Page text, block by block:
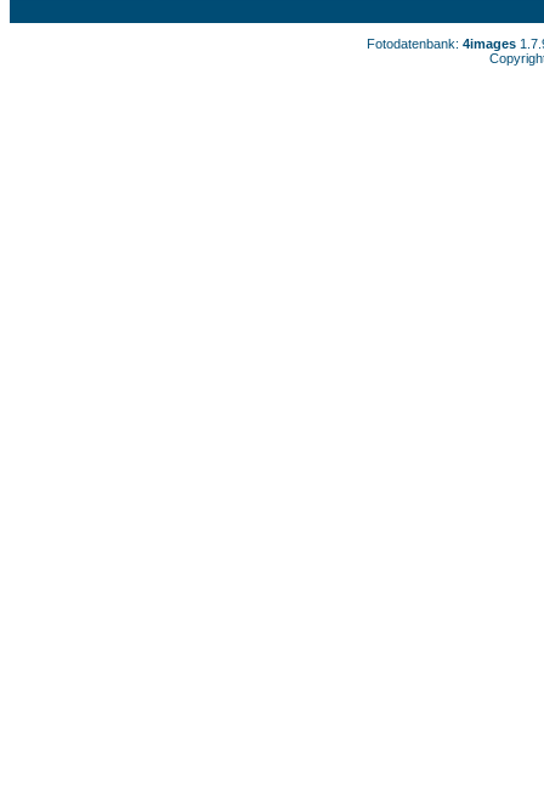
Fotodatenbank: 4images